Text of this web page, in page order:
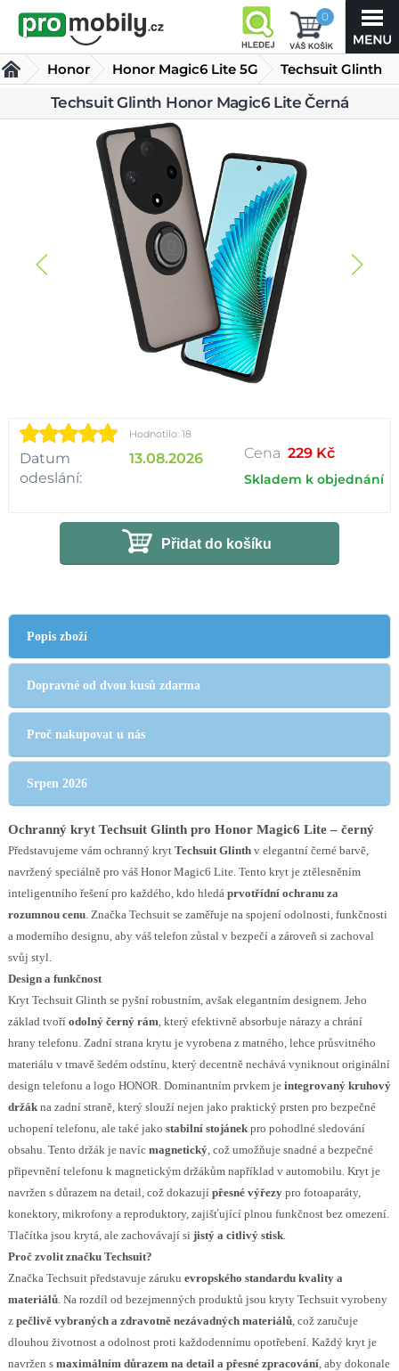
0
Honor
Honor Magic6 Lite 5G
Kryty Honor Magic6 Lite 5G
Techsuit Glinth
Honor Magic6
Techsuit Glinth Honor Magic6 Lite Černá
Hodnotilo: 18
Datum
odeslání:
13.08.2026 Cena 229 Kč
Skladem k objednání
Přidat do košíku
Popis zboží
Dopravné od dvou kusů zdarma
Proč nakupovat u nás
Srpen 2026
Ochranný kryt Techsuit Glinth pro Honor Magic6 Lite – černý
Představujeme vám ochranný kryt Techsuit Glinthv elegantní černé barvě,
navržený speciálně pro váš Honor Magic6 Lite. Tento kryt je ztělesněním
inteligentního řešení pro každého, kdo hledá prvotřídní ochranu za
rozumnou cenu. Značka Techsuit se zaměřuje na spojení odolnosti, funkčnosti
a moderního designu, aby váš telefon zůstal v bezpečí a zároveň si zachoval
svůj styl.
Design a funkčnost
Kryt Techsuit Glinth se pyšní robustním, avšak elegantním designem. Jeho
základ tvoří odolný černý rám, který efektivně absorbuje nárazy a chrání
hrany telefonu. Zadní strana krytu je vyrobena z matného, lehce průsvitného
materiálu v tmavě šedém odstínu, který decentně nechává vyniknout originální
design telefonu a logo HONOR. Dominantním prvkem je integrovaný kruhový
držákna zadní straně, který slouží nejen jako praktický prsten pro bezpečné
uchopení telefonu, ale také jako stabilní stojánekpro pohodlné sledování
obsahu. Tento držák je navíc magnetický, což umožňuje snadné a bezpečné
připevnění telefonu k magnetickým držákům například v automobilu. Kryt je
navržen s důrazem na detail, což dokazují přesné výřezypro fotoaparáty,
konektory, mikrofony a reproduktory, zajišťující plnou funkčnost bez omezení.
Tlačítka jsou krytá, ale zachovávají si jistý a citlivý stisk.
Proč zvolit značku Techsuit?
Značka Techsuit představuje záruku evropského standardu kvality a
materiálů. Na rozdíl od bezejmenných produktů jsou kryty Techsuit vyrobeny
z pečlivě vybraných a zdravotně nezávadných materiálů, což zaručuje
dlouhou životnost a odolnost proti každodennímu opotřebení. Každý kryt je
navržen s maximálním důrazem na detail a přesné zpracování, aby dokonale